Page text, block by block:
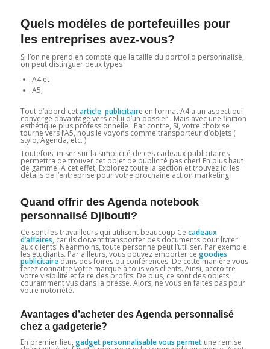
Quels modèles de portefeuilles pour
les entreprises avez-vous?
Si l’on ne prend en compte que la taille du portfolio personnalisé,
on peut distinguer deux types
A4 et
A5,
Tout d’abord cetarticle publicitaire en format A4 a un aspect qui
converge davantage vers celui d’un dossier . Mais avec une finition
esthétique plus professionnelle . Par contre, Si, votre choix se
tourne vers l’A5, nous le voyons comme transporteur d’objets (
stylo, Agenda, etc. )
Toutefois, miser sur la simplicité de ces cadeaux publicitaires
permettra de trouver cet objet de publicité pas cher! En plus haut
de gamme. A cet effet, Explorez toute la section et trouvez ici les
détails de l’entreprise pour votre prochaine action marketing.
Quand offrir des Agenda notebook
personnalisé Djibouti?
Ce sont les travailleurs qui utilisent beaucoup Ce cadeaux
d’affaires, car ils doivent transporter des documents pour livrer
aux clients. Néanmoins, toute personne peut l’utiliser. Par exemple
les étudiants. Par ailleurs, vous pouvez emporter ce goodies
publicitaire dans des foires ou conférences. De cette manière vous
ferez connaitre votre marque à tous vos clients. Ainsi, accroitre
votre visibilité et faire des profits. De plus, ce sont des objets
couramment vus dans la presse. Alors, ne vous en faites pas pour
votre notoriété.
Avantages d’acheter des Agenda personnalisé
chez a gadgeterie?
En premier lieu, gadget personnalisable vous permetune remise